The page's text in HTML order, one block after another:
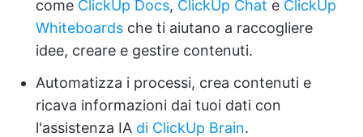
come ClickUp Docs, ClickUp Chat e ClickUp
Whiteboards che ti aiutano a raccogliere
idee, creare e gestire contenuti.
Automatizza i processi, crea contenuti e
ricava informazioni dai tuoi dati con
l'assistenza IA di ClickUp Brain.